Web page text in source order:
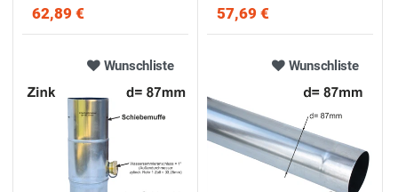
62,89 € 57,69 €
Wunschliste Wunschliste